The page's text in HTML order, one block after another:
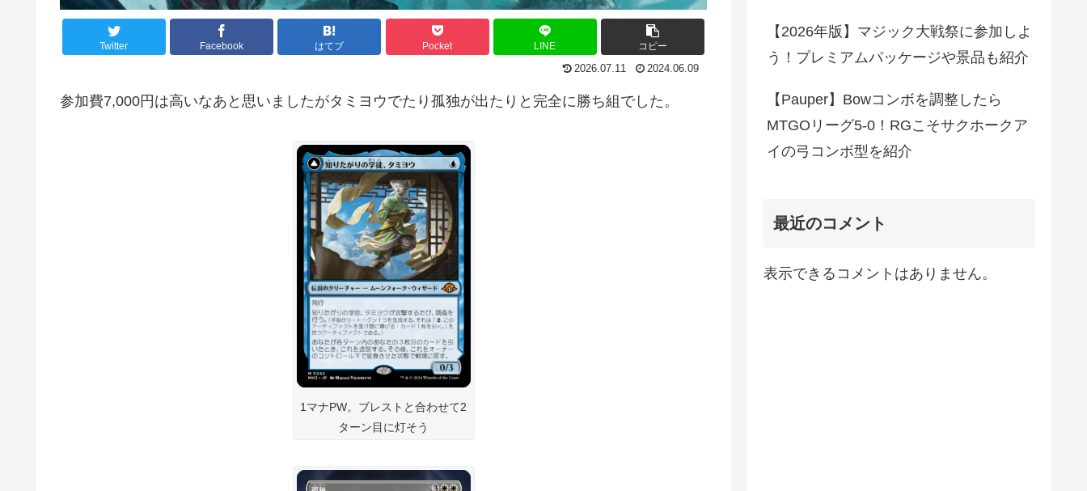
Twitter Facebook はてブ Pocket LINE コピー
2026.07.11 2024.06.09
参加費7,000円は高いなあと思いましたがタミヨウでたり孤独が出たりと完全に勝ち組でした。
1マナPW。ブレストと合わせて2
ターン目に灯そう
【2026年版】マジック大戦祭に参加しよ
う！プレミアムパッケージや景品も紹介
【Pauper】Bowコンボを調整したら
MTGOリーグ5-0！RGこそサクホークア
イの弓コンボ型を紹介
最近のコメント
表示できるコメントはありません。